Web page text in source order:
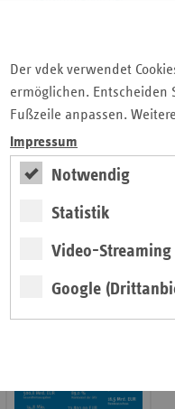
Der vdek verwendet
ermöglichen. Entscheiden
Fußzeile anpassen.
Impressum
Notwendig
Statistik
Video-
Google
Archiv
Impressum Magazin
Informationen
erschienen
Broschüre